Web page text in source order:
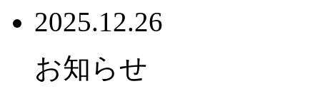
2025.12.26
お知らせ